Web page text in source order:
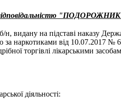
відповідальністю
н, видану на підставі наказу
за наркотиками від 10.07.2017 №
торгівлі лікарськими
діяльності: